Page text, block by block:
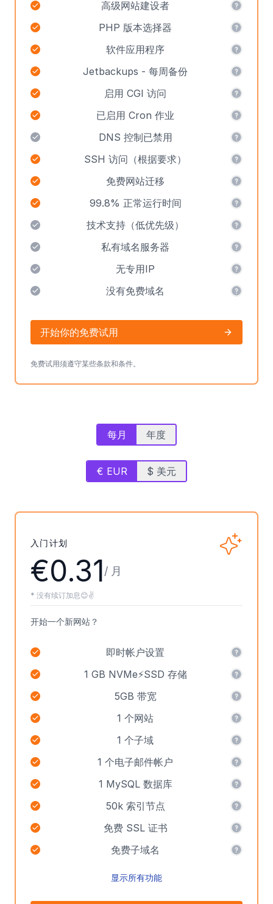
高级网站建设者
PHP 版本选择器
软件应用程序
Jetbackups - 每周备份
启用 CGI 访问
已启用 Cron 作业
DNS 控制已禁用
SSH 访问（根据要求）
免费网站迁移
99.8% 正常运行时间
技术支持（低优先级）
私有域名服务器
无专用IP
没有免费域名
开始你的免费试用
免费试用须遵守某些条款和条件。
每月 年度
€ EUR $ 美元
入门计划
€0.31/ 月
* 没有续订加息😊✌️
开始一个新网站？
即时帐户设置
1 GB NVMe⚡SSD 存储
5GB 带宽
1 个网站
1 个子域
1 个电子邮件帐户
1 MySQL 数据库
50k 索引节点
免费 SSL 证书
免费子域名
显示所有功能